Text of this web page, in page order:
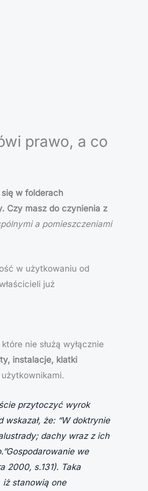
prawo, a co
w folderach
Czy masz do czynienia z
a pomieszczeniami
w użytkowaniu od
już
nie służą wyłącznie
instalacje, klatki
przytoczyć wyrok
że: “W doktrynie
dachy wraz z ich
we
2000, s.131). Taka
stanowią one